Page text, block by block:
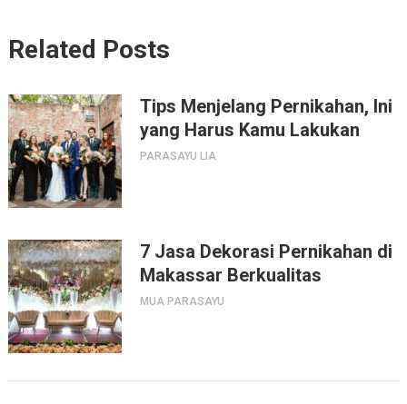
Related Posts
Tips Menjelang Pernikahan, Ini
yang Harus Kamu Lakukan
PARASAYU LIA
7 Jasa Dekorasi Pernikahan di
Makassar Berkualitas
MUA PARASAYU